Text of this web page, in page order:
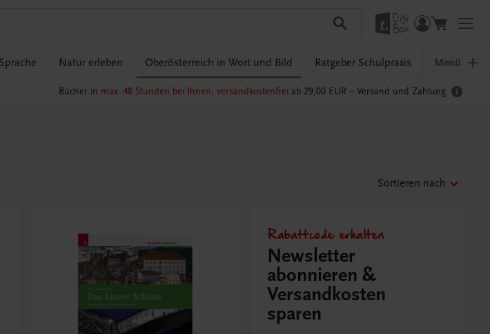
Natur erleben Oberösterreich in Wort und Bild Ratgeber Schulpraxis Menü
Bücher in max. 48 Stunden bei Ihnen, versandkostenfrei ab 29,00 EUR – Versand und Zahlung
Sortieren nach
Rabattcode erhalten
Newsletter
abonnieren &
Versandkosten
sparen